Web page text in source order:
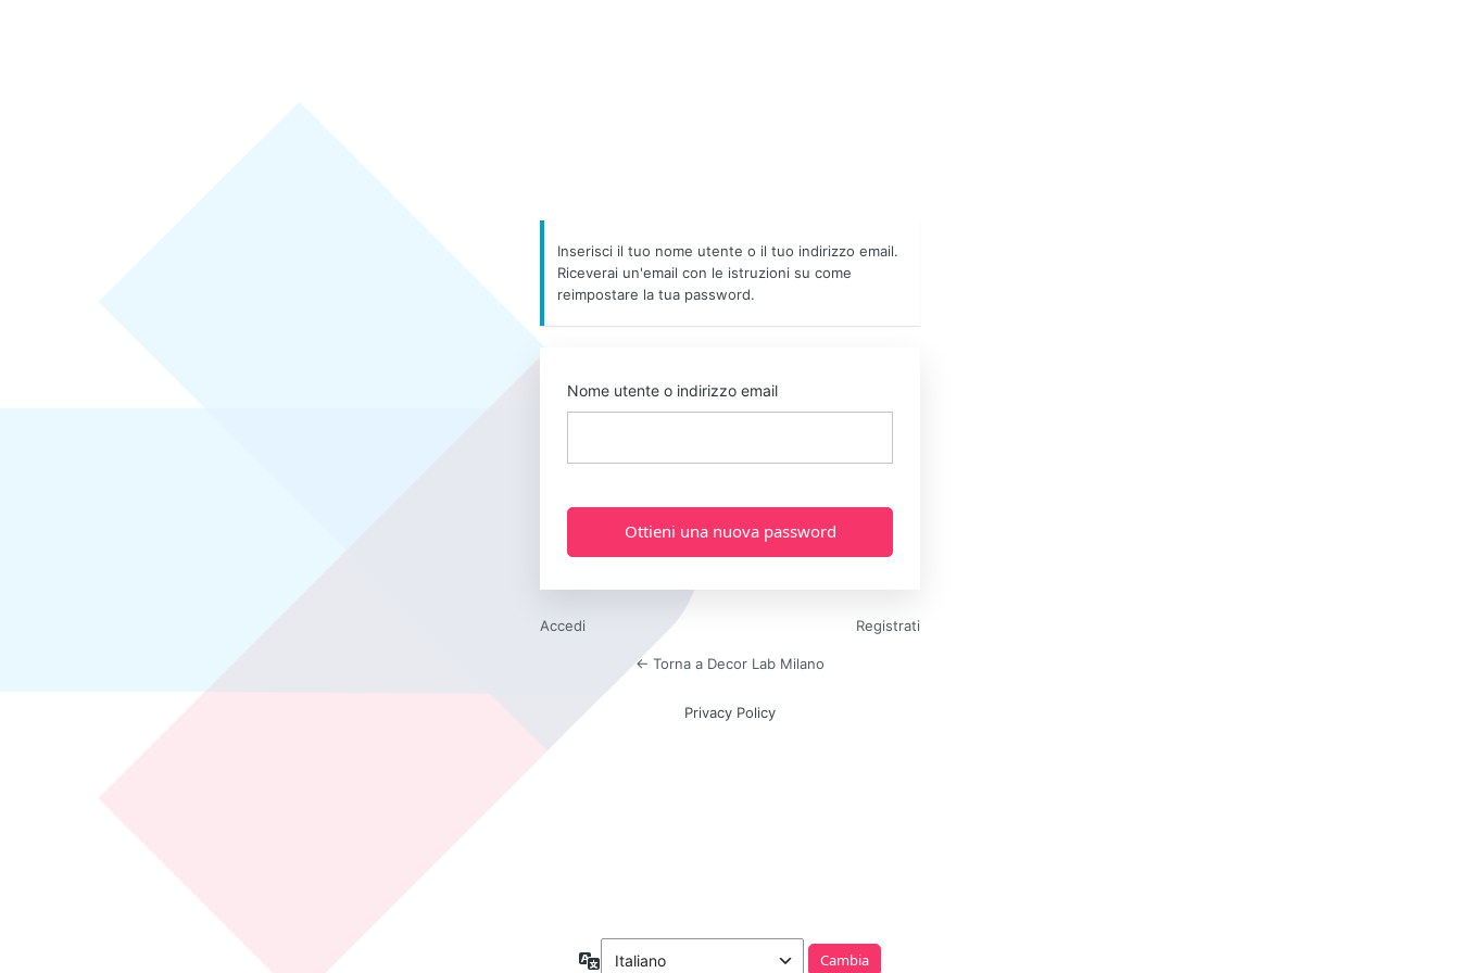
Inserisci il tuo nome utente o il tuo indirizzo email.
Riceverai un'email con le istruzioni su come
reimpostare la tua password.
Nome utente o indirizzo email
Accedi Registrati
← Torna a Decor Lab Milano
Privacy Policy
Lingua